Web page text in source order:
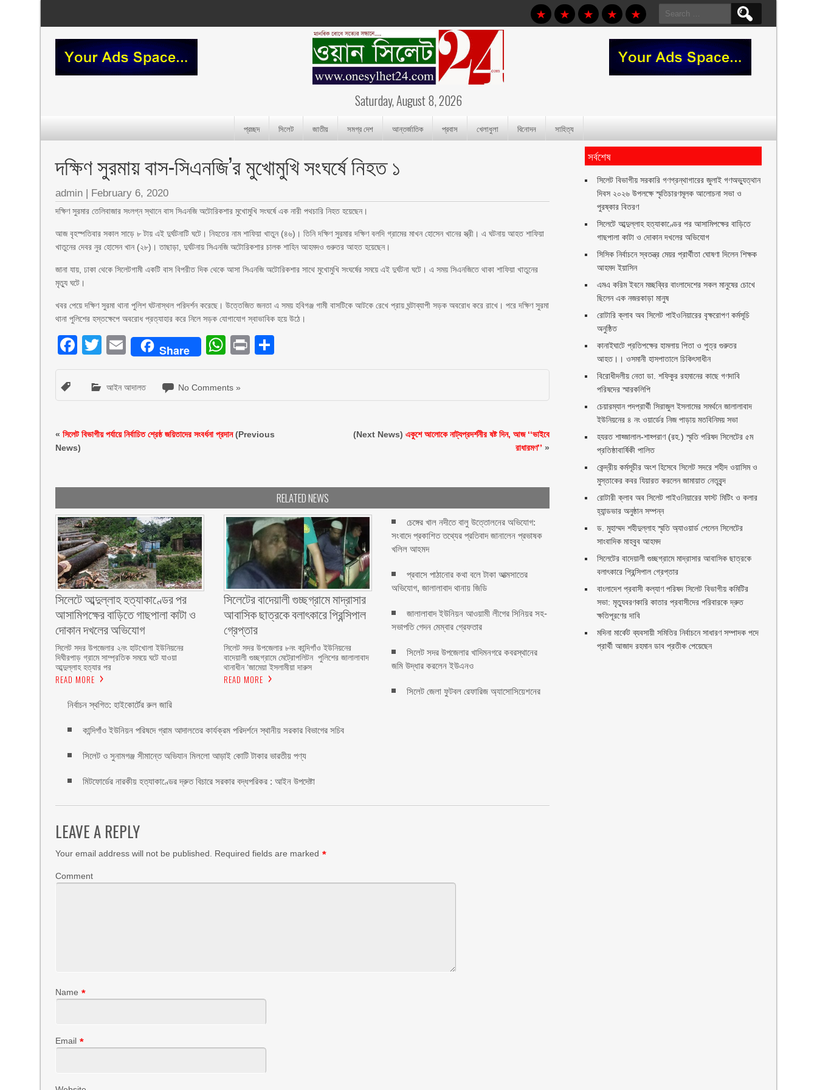
Search
for:
Saturday, August 8, 2026
প্রচ্ছদ সিলেট জাতীয় সমগ্র দেশ আন্তর্জাতিক প্রবাস খেলাধুলা বিনোদন সাহিত্য
দক্ষিণ সুরমায় বাস-সিএনজি’র মুখোমুখি সংঘর্ষে নিহত ১
admin | February 6, 2020
দক্ষিণ সুরমার তেলিবাজার সংলগ্ন স্থানে বাস সিএনজি অটোরিকশার মুখোমুখি সংঘর্ষে এক নারী পথচারি নিহত হয়েছেন।
আজ বৃহস্পতিবার সকাল সাড়ে ৮ টায় এই দুর্ঘটনাটি ঘটে। নিহতের নাম শাফিয়া খাতুন (৪৬)। তিনি দক্ষিণ সুরমার দক্ষিণ বলদি গ্রামের মাখন হোসেন খানের স্ত্রী। এ ঘটনায় আহত শাফিয়া
খাতুনের দেবর নুর হোসেন খান (২৮)। তাছাড়া, দুর্ঘটনায় সিএনজি অটোরিকশার চালক শাহিন আহমদও গুরুতর আহত হয়েছেন।
জানা যায়, ঢাকা থেকে সিলেটগামী একটি বাস বিপরীত দিক থেকে আসা সিএনজি অটোরিকশার সাথে মুখোমুখি সংঘর্ষের সময়ে এই দুর্ঘটনা ঘটে। এ সময় সিএনজিতে থাকা শাফিয়া খাতুনের
মৃত্যু ঘটে।
খবর পেয়ে দক্ষিণ সুরমা থানা পুলিশ ঘটনাস্থল পরিদর্শন করেছে। উত্তেজিত জনতা এ সময় হবিগঞ্জ গামী বাসটিকে আটকে রেখে প্রায় ঘন্টাব্যাপী সড়ক অবরোধ করে রাখে। পরে দক্ষিণ সুরমা
থানা পুলিশের হস্তক্ষেপে অবরোধ প্রত্যাহার করে নিলে সড়ক যোগাযোগ স্বাভাবিক হয়ে উঠে।
Facebook
Twitter
EmailShare WhatsApp
Print
আইন আদালত No Comments »
«সিলেট বিভাগীয় পর্যায়ে নির্বাচিত শ্রেষ্ঠ জয়িতাদের সংবর্ধনা প্রদান(Previous
News)
(Next News)একুশে আলোকে নাট্যপ্রদর্শনীর ষষ্ট দিন, আজ ‘‘ভাইবে
রাধারমণ’’ »
RELATED NEWS
সিলেটে আব্দুল্লাহ হত্যাকাণ্ডের পর
আসামিপক্ষের বাড়িতে গাছপালা কাটা ও
দোকান দখলের অভিযোগ
সিলেট সদর উপজেলার ২নং হাটখোলা ইউনিয়নের
দিঘীরপাড় গ্রামে সাম্প্রতিক সময়ে ঘটে যাওয়া
আব্দুল্লাহ হত্যার পর
READ MORE
সিলেটের বাদেয়ালী গুচ্ছগ্রামে মাদ্রাসার
আবাসিক ছাত্রকে বলাৎকারে প্রিন্সিপাল
গ্রেপ্তার ‎
সিলেট সদর উপজেলার ৮নং কান্দিগাঁও ইউনিয়নের
বাদেয়ালী গুচ্ছগ্রামে মেট্রোপলিটন পুলিশের জালালাবাদ
থানাধীন ‘জামেয়া ইসলামীয়া দারুস
READ MORE
চেঙ্গের খাল নদীতে বালু উত্তোলনের অভিযোগ:
সংবাদে প্রকাশিত তথ্যের প্রতিবাদ জানালেন প্রভাষক
খলিল আহমদ
প্রবাসে পাঠানোর কথা বলে টাকা আত্মসাতের
অভিযোগ, জালালাবাদ থানায় জিডি ‎
জালালাবাদ ইউনিয়ন আওয়ামী লীগের সিনিয়র সহ-
সভাপতি গেদন মেম্বার গ্রেফতার
সিলেট সদর উপজেলার খাদিমনগরে কবরস্থানের
জমি উদ্ধার করলেন ইউএনও
সিলেট জেলা ফুটবল রেফারিজ অ্যাসোসিয়েশনের
নির্বাচন স্থগিত: হাইকোর্টের রুল জারি ‎
কান্দিগাঁও ইউনিয়ন পরিষদে গ্রাম আদালতের কার্যক্রম পরিদর্শনে স্থানীয় সরকার বিভাগের সচিব ‎
সিলেট ও সুনামগঞ্জ সীমান্তে অভিযান মিললো আড়াই কোটি টাকার ভারতীয় পণ্য
মিটফোর্ডের নারকীয় হত্যাকাণ্ডের দ্রুত বিচারে সরকার বদ্ধপরিকর : আইন উপদেষ্টা
LEAVE A REPLY
Your email address will not be published. Required fields are marked *
Comment
Name *
Email *
সর্বশেষ
সিলেট বিভাগীয় সরকারি গণগ্রন্থাগারের জুলাই গণঅভ্যুত্থান
দিবস ২০২৬ উপলক্ষে স্মৃতিচারণমূলক আলোচনা সভা ও
পুরষ্কার বিতরণ ‎ ‎
সিলেটে আব্দুল্লাহ হত্যাকাণ্ডের পর আসামিপক্ষের বাড়িতে
গাছপালা কাটা ও দোকান দখলের অভিযোগ
সিসিক নির্বাচনে স্বতন্ত্র মেয়র প্রার্থীতা ঘোষণা দিলেন শিক্ষক
আহমদ ইয়াসিন
এমএ করিম ইবনে মচ্ছব্বির বাংলাদেশের সকল মানুষের চোখে
ছিলেন এক নজরকাড়া মানুষ ‎
রোটারি ক্লাব অব সিলেট পাইওনিয়ারের বৃক্ষরোপণ কর্মসূচি
অনুষ্ঠিত
কানাইঘাটে প্রতিপক্ষের হামলায় পিতা ও পুত্র গুরুতর
আহত।। ওসমানী হাসপাতালে চিকিৎসাধীন
বিরোধীদলীয় নেতা ডা. শফিকুর রহমানের কাছে গণদাবি
পরিষদের স্মারকলিপি ‎
চেয়ারম্যান পদপ্রার্থী সিরাজুল ইসলামের সমর্থনে জালালাবাদ
ইউনিয়নের ৪ নং ওয়ার্ডের নিজ পাড়ায় মতবিনিময় সভা
হযরত শাহ্জালাল-শাহ্পরাণ (রহ.) স্মৃতি পরিষদ সিলেটের ৫ম
প্রতিষ্ঠাবার্ষিকী পালিত ‎​
কেন্দ্রীয় কর্মসূচীর অংশ হিসেবে সিলেট সদরে শহীদ ওয়াসিম ও
মুস্তাকের কবর যিয়ারত করলেন জামায়াত নেতৃবৃন্দ ‎
রোটারী ক্লাব অব সিলেট পাইওনিয়ারের ফাস্ট মিটিং ও কলার
হ্যান্ডভার অনুষ্ঠান সম্পন্ন
ড. মুহাম্মদ শহীদুল্লাহ স্মৃতি অ্যাওয়ার্ড পেলেন সিলেটের
সাংবাদিক মাহবুব আহমদ
সিলেটের বাদেয়ালী গুচ্ছগ্রামে মাদ্রাসার আবাসিক ছাত্রকে
বলাৎকারে প্রিন্সিপাল গ্রেপ্তার ‎
বাংলাদেশ প্রবাসী কল্যাণ পরিষদ সিলেট বিভাগীয় কমিটির
সভা: মৃত্যুবরণকারি কাতার প্রবাসীদের পরিবারকে দ্রুত
ক্ষতিপূরণের দাবি
মদিনা মার্কেট ব্যবসায়ী সমিতির নির্বাচনে সাধারণ সম্পাদক পদে
প্রার্থী আজাদ রহমান ডাব প্রতীক পেয়েছেন ‎